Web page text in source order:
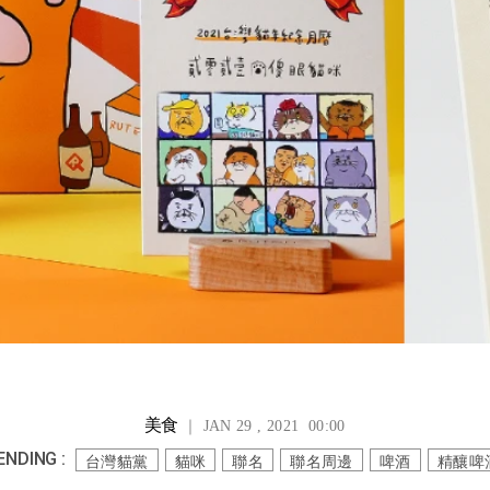
美食 ｜ JAN 29 , 2021 00:00
: 台灣貓黨 貓咪 聯名 聯名周邊 啤酒 精釀啤